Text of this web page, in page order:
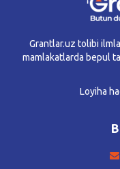
Grantlar.uz tolibi
mamlakatlarda bepul
Loyiha